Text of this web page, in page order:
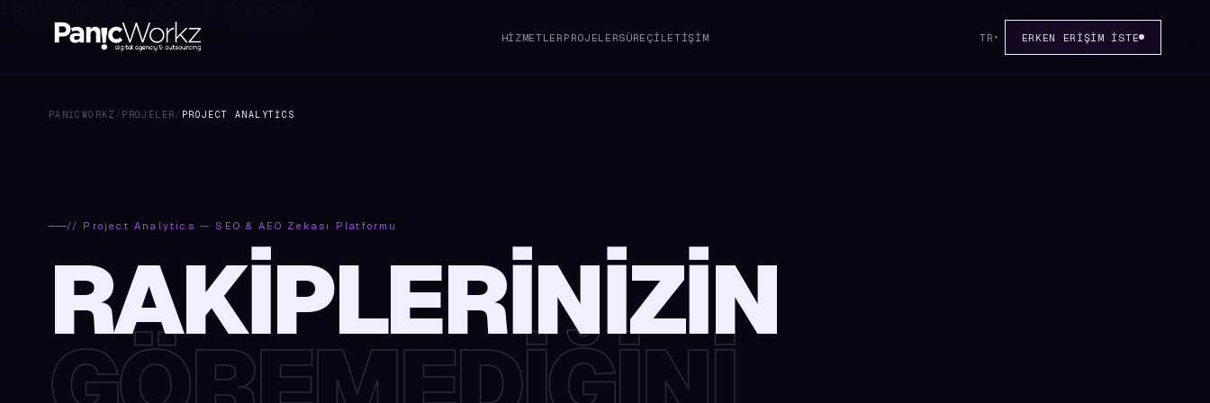
HIZMETLER PROJELERSÜREÇİLETIŞIM TR ▾ ERKEN ERIŞIM İSTE
PANICWORKZ / PROJELER / PROJECT ANALYTICS
// Project Analytics — SEO & AEO Zekası Platformu
RAKIPLERINIZIN